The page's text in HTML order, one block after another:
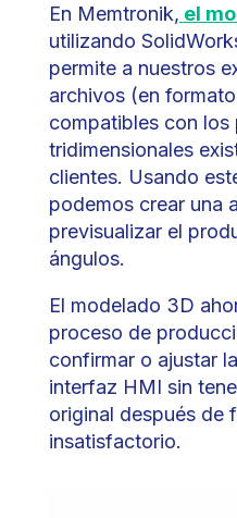
En Memtronik, el
utilizando
permite a nuestros
archivos (en
compatibles con los
tridimensionales
clientes. Usando
podemos crear una
previsualizar el
ángulos.
El modelado 3D
proceso de
confirmar o ajustar
interfaz HMI sin
original después de
insatisfactorio.